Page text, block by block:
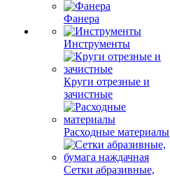
Фанера
Инструменты
Круги отрезные и
зачистные
Расходные материалы
Сетки абразивные,